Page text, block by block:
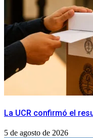
La UCR confirmó el
5 de agosto de 2026